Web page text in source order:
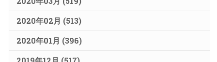
2020年02月 (513)
2020年01月 (396)